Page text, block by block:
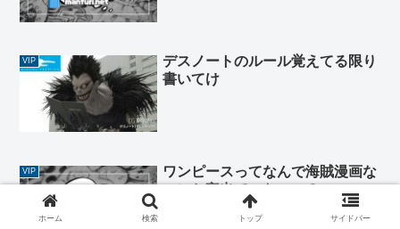
VIP
デスノートのルール覚えてる限り
書いてけ
VIP
ワンピースってなんで海賊漫画な
のにお宝出てこないの？
ホーム 検索 トップ サイドバー